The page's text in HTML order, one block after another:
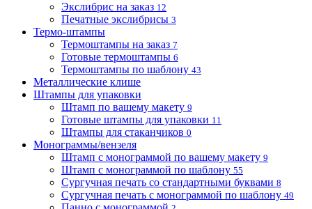
Экслибрис на заказ 12
Печатные экслибрисы 3
Термо-штампы
Термоштампы на заказ 7
Готовые термоштампы 6
Термоштампы по шаблону 43
Металлические клише
Штампы для упаковки
Штамп по вашему макету 9
Готовые штампы для упаковки 11
Штампы для стаканчиков 0
Монограммы/вензеля
Штамп с монограммой по вашему макету 9
Штамп с монограммой по шаблону 55
Сургучная печать со стандартными буквами 8
Сургучная печать с монограммой по шаблону 49